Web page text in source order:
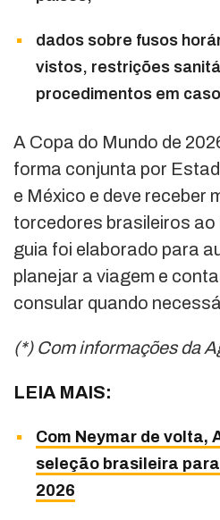
dados sobre fusos
vistos, restrições
procedimentos em
A Copa do Mundo de
forma conjunta por
e México e deve receber
torcedores brasileiros ao
guia foi elaborado para
planejar a viagem e
consular quando
(*) Com informações da
LEIA MAIS:
Com Neymar de volta,
seleção brasileira
2026